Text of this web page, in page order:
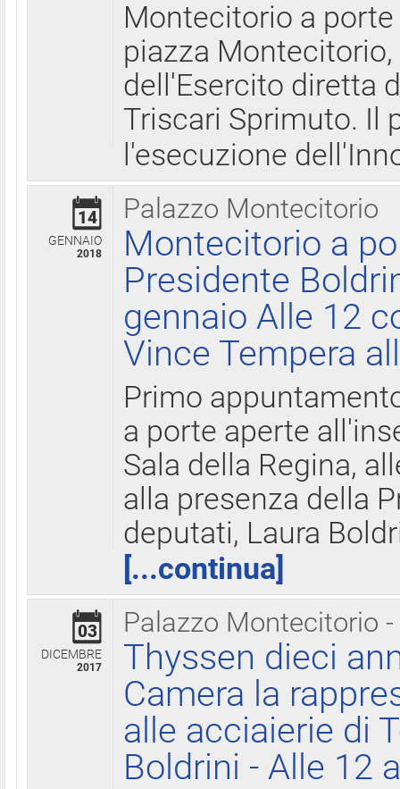
Montecitorio a
piazza
dell'Esercito diretta
Triscari Sprimuto. Il
l'esecuzione
Palazzo Montecitorio
14
GENNAIO
2018
Montecitorio a
Presidente
gennaio Alle 12
Vince Tempera
Primo
a porte aperte
Sala della Regina,
alla presenza della
deputati, Laura
[...continua]
Palazzo Montecitorio
03
DICEMBRE
2017
Thyssen dieci
Camera la
alle acciaierie di
Boldrini - Alle 12